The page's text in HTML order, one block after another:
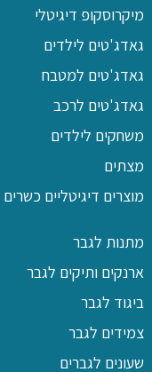
מיקרוסקופ דיגיטלי
גאדג'טים לילדים
גאדג'טים למטבח
גאדג'טים לרכב
משחקים לילדים
מצתים
מוצרים דיגיטליים כשרים
מתנות לגבר
ארנקים ותיקים לגבר
ביגוד לגבר
צמידים לגבר
שעונים לגברים